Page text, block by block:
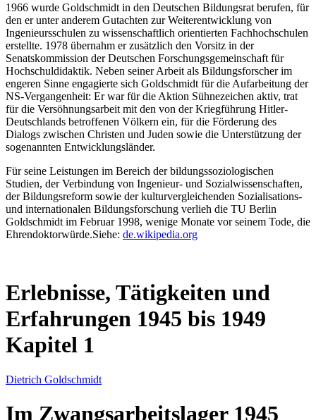
1966 wurde Goldschmidt in den Deutschen Bildungsrat berufen, für
den er unter anderem Gutachten zur Weiterentwicklung von
Ingenieursschulen zu wissenschaftlich orientierten Fachhochschulen
erstellte. 1978 übernahm er zusätzlich den Vorsitz in der
Senatskommission der Deutschen Forschungsgemeinschaft für
Hochschuldidaktik. Neben seiner Arbeit als Bildungsforscher im
engeren Sinne engagierte sich Goldschmidt für die Aufarbeitung der
NS-Vergangenheit: Er war für die Aktion Sühnezeichen aktiv, trat
für die Versöhnungsarbeit mit den von der Kriegführung Hitler-
Deutschlands betroffenen Völkern ein, für die Förderung des
Dialogs zwischen Christen und Juden sowie die Unterstützung der
sogenannten Entwicklungsländer.
Für seine Leistungen im Bereich der bildungssoziologischen
Studien, der Verbindung von Ingenieur- und Sozialwissenschaften,
der Bildungsreform sowie der kulturvergleichenden Sozialisations-
und internationalen Bildungsforschung verlieh die TU Berlin
Goldschmidt im Februar 1998, wenige Monate vor seinem Tode, die
Ehrendoktorwürde.Siehe: de.wikipedia.org
Erlebnisse, Tätigkeiten und
Erfahrungen 1945 bis 1949
Kapitel 1
Dietrich Goldschmidt
Im Zwangsarbeitslager 1945